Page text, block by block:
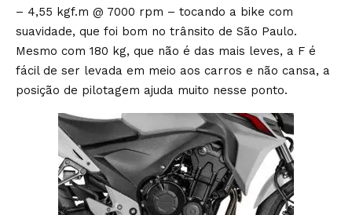
– 4,55 kgf.m @ 7000 rpm – tocando a bike com
suavidade, que foi bom no trânsito de São Paulo.
Mesmo com 180 kg, que não é das mais leves, a F é
fácil de ser levada em meio aos carros e não cansa, a
posição de pilotagem ajuda muito nesse ponto.